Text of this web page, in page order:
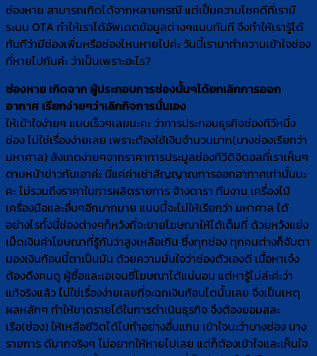
ช่องหาย สามารถเกิดได้จากหลายกรณี แต่เป็นความโชคดีที่เรามี
ระบบ OTA ทำให้เราได้อัพเดตข้อมูลต่างๆแบบทันที จึงทำให้เรารู้ได้
ทันทีว่ามีช่องเพิ่มหรือช่องไหนหายไปค่ะ วันนี้เรามาทำความเข้าใจช่อง
ที่หายไปกันค่ะ ว่าเป็นเพราะอะไร?
ช่องหาย เกิดจาก ผู้ประกอบการช่องนั้นๆได้ยกเลิกการออก
อากาศ เรียกง่ายๆว่าเลิกกิจการนั่นเอง
ให้เข้าใจง่ายๆ แบบเร็วๆเลยนะคะ ว่าการประกอบธุรกิจช่องทีวีหนึ่ง
ช่อง ไม่ใช่เรื่องง่ายเลย เพราะต้องใช้เงินจำนวนมาก(บางช่องเรียกว่า
มหาศาล) สังเกตง่ายๆจากราคาการประมูลช่องทีวีดิจิตอลที่เราเห็นๆ
ตามหน้าข่าวกันเอาค่ะ นี่แค่ค่าเช่าสัญญาณการออกอากาศเท่านั้นนะ
คะ ไม่รวมถึงราคาในการผลิตรายการ จ้างดารา ทีมงาน เครื่องไม้
เครื่องมือและอื่นๆอีกมากมาย แบบนี้จะไม่ให้เรียกว่า มหาศาล ได้
อย่างไรทั้งนี้ช่องต่างๆก็หวังที่จะขายโฆษณาให้ได้เต็มที่ ด้วยหวังแย่ง
เม็ดเงินค่าโฆษณาที่รู้กันว่าสูงเหลือเกิน ซึ่งทุกช่อง ทุกคนต่างก็จับตา
มองเงินก้อนนี้ตาเป็นมัน ด้วยความมั่นใจว่าช่องตัวเองดี เนื้อหาเจ๋ง
ต้องดึงคนดู ผู้ซื้อและเอเจนซี่โฆษณาได้แน่นอน แต่หารู้ไม่ล่ะค่ะว่า
แท้จริงแล้ว ไม่ใช่เรื่องง่ายเลยที่จะฉกเงินก้อนโตนั้นเลย จึงเป็นเหตุ
ผลหลักๆ ทำให้ขาดรายได้ในการดำเนินธุรกิจ จึงต้องยอมสละ
เรือ(ช่อง) ให้เหลือชีวิตได้ไปทำอย่างอื่นแทน เข้าใจนะว่าบางช่อง บาง
รายการ ดีมากจริงๆ ไม่อยากให้หายไปเลย แต่ก็ต้องเข้าใจและเห็นใจ